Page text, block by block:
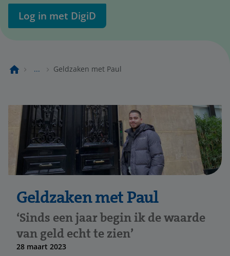
Log in met DigiD
... Geldzaken met Paul
Geldzaken met Paul
‘Sinds een jaar begin ik de waarde
van geld echt te zien’
28 maart 2023